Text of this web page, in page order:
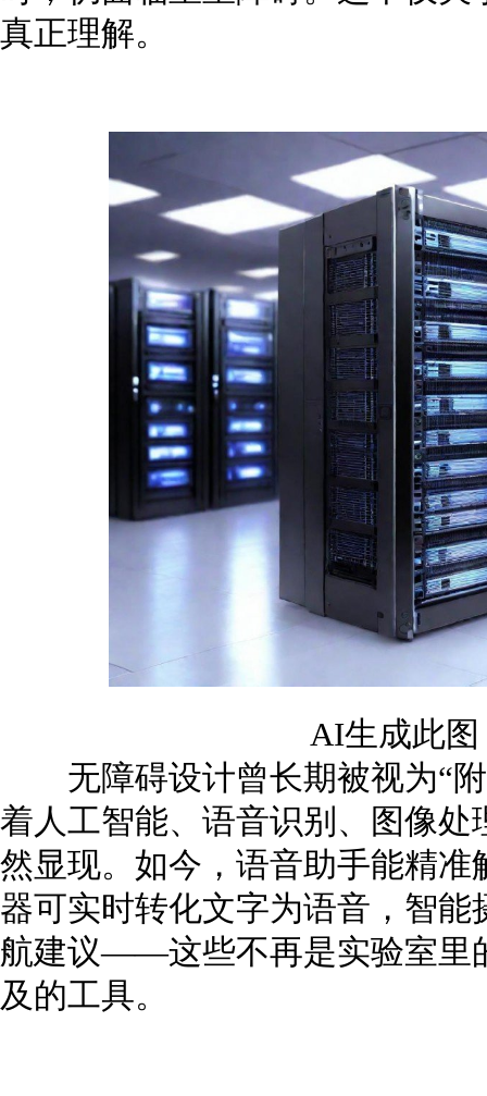
真正理解。
AI生成此
无障碍设计曾长期被视为“附
着人工智能、语音识别、图像
然显现。如今，语音助手能精
器可实时转化文字为语音，智
航建议——这些不再是实验室里
及的工具。